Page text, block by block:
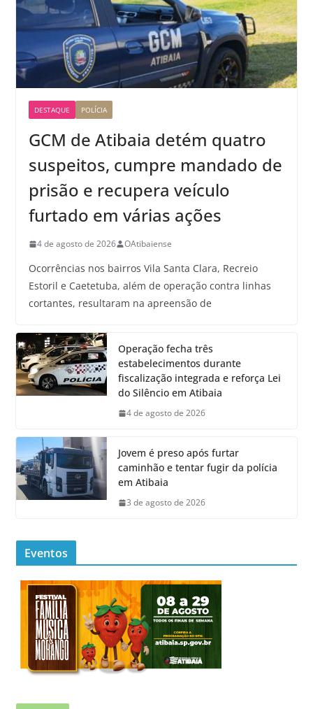
DESTAQUE POLÍCIA
GCM de Atibaia detém quatro
suspeitos, cumpre mandado de
prisão e recupera veículo
furtado em várias ações
4 de agosto de 2026 OAtibaiense
Ocorrências nos bairros Vila Santa Clara, Recreio
Estoril e Caetetuba, além de operação contra linhas
cortantes, resultaram na apreensão de
Operação fecha três
estabelecimentos durante
fiscalização integrada e reforça Lei
do Silêncio em Atibaia
4 de agosto de 2026
Jovem é preso após furtar
caminhão e tentar fugir da polícia
em Atibaia
3 de agosto de 2026
Eventos